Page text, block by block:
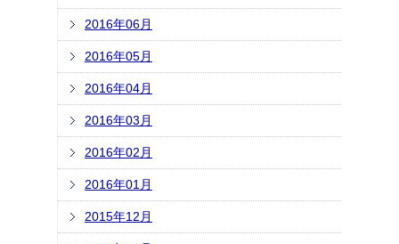
2016年06月
2016年05月
2016年04月
2016年03月
2016年02月
2016年01月
2015年12月